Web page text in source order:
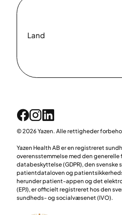
Land
© 2026 Yazen. Alle rettigheder
Yazen Health AB er en registreret
overensstemmelse med den generelle
databeskyttelse (GDPR), den svenske
patientdataloven og
herunder patient-appen og det
(EPJ), er officielt registreret hos den
sundheds- og socialvæsenet (IVO).